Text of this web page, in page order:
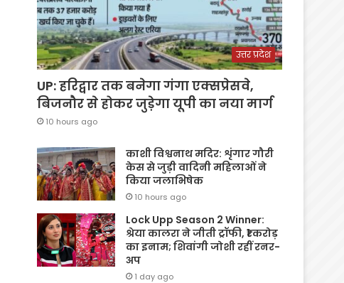
उत्तर प्रदेश
UP: हरिद्वार तक बनेगा गंगा एक्सप्रेसवे,
बिजनौर से होकर जुड़ेगा यूपी का नया मार्ग
10 hours ago
काशी विश्वनाथ मदिर: शृंगार गौरी
केस से जुड़ी वादिनी महिलाओं ने
किया जलाभिषेक
10 hours ago
Lock Upp Season 2 Winner:
श्रेया कालरा ने जीती ट्रॉफी, ₹1 करोड़
का इनाम; शिवांगी जोशी रहीं रनर-
अप
1 day ago